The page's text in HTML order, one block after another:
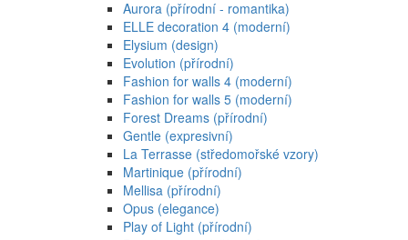
Aurora (přírodní - romantika)
ELLE decoration 4 (moderní)
Elysium (design)
Evolution (přírodní)
Fashion for walls 4 (moderní)
Fashion for walls 5 (moderní)
Forest Dreams (přírodní)
Gentle (expresivní)
La Terrasse (středomořské vzory)
Martinique (přírodní)
Mellisa (přírodní)
Opus (elegance)
Play of Light (přírodní)